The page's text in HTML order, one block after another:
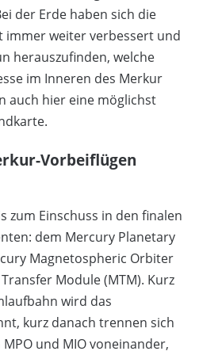
der Erde haben sich die
immer weiter verbessert und
herauszufinden, welche
im Inneren des Merkur
auch hier eine möglichst
Vorbeiflügen
zum Einschuss in den finalen
dem Mercury Planetary
Magnetospheric Orbiter
Module (MTM). Kurz
wird das
kurz danach trennen sich
und MIO voneinander,